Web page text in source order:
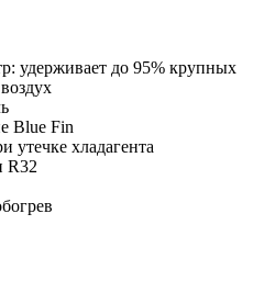
удерживает до 95% крупных
Blue Fin
утечке хладагента
R32